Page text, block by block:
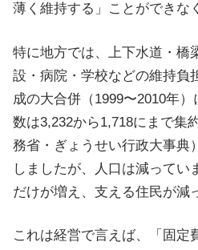
薄く維持する」ことができな
特に地方では、上下水道・橋
設・病院・学校などの維持負
成の大合併（1999〜2010年
数は3,232から1,718にまで集
務省・ぎょうせい行政大事典
しましたが、人口は減ってい
だけが増え、支える住民が減
これは経営で言えば、「固定